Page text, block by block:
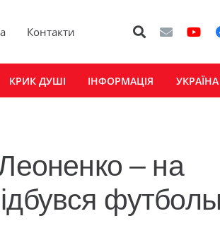
Контакти
КРИК ДУШІ ІНФОРМАЦІЯ УКРАЇНА
– на